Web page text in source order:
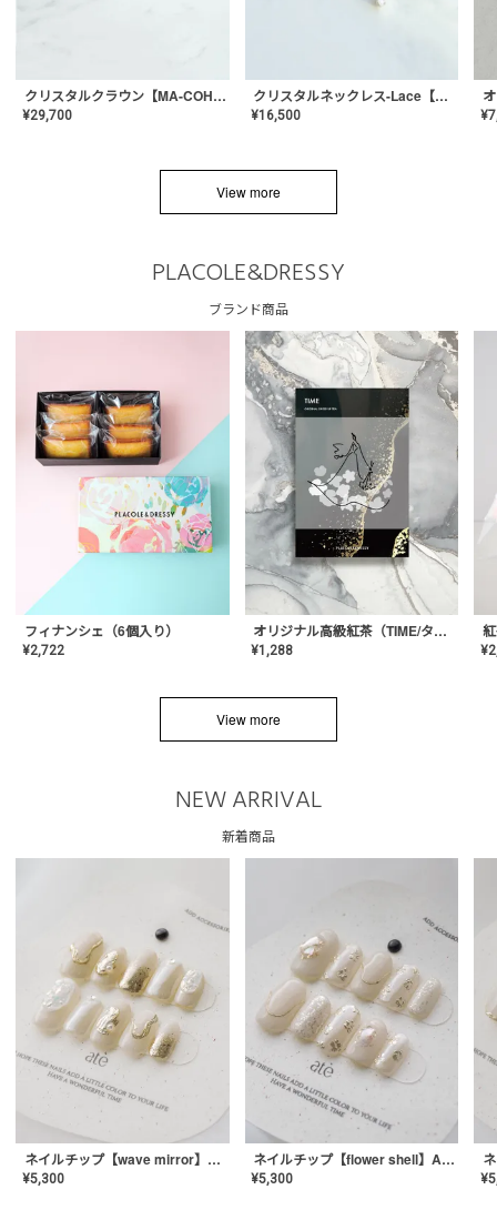
クリスタルクラウン【MA-COHD-01】韓国風クラウン/ウェディングクラウン/ティアラ
¥29,700
クリスタルネックレス-Lace【MA-CONL-02】
¥16,500 ¥
View more
PLACOLE&DRESSY
ブランド商品
フィナンシェ（6個入り）
¥2,722
オリジナル高級紅茶（TIME/タイム）【ギフト/プチギフト/プレゼント/内祝い/結婚式/オリジナル配合/高品質/ハーブティー/茶葉/記念日/お返し/手土産/美容/おしゃれ】
¥1,288 ¥
View more
NEW ARRIVAL
新着商品
ネイルチップ【wave mirror】AE-CONA-04
¥5,300
ネイルチップ【flower shell】AE-CONA-03
¥5,300 ¥